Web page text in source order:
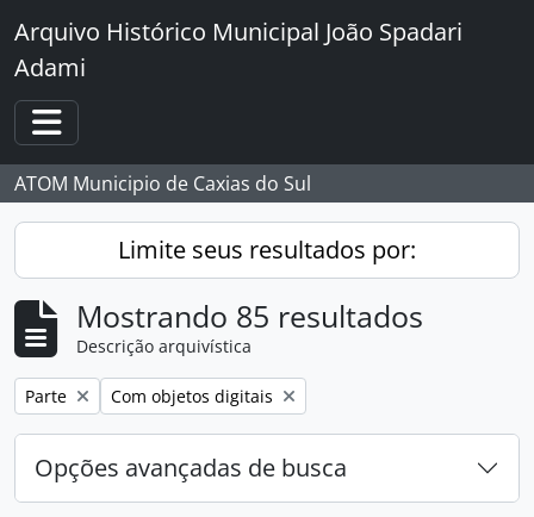
Skip to main content
Arquivo Histórico Municipal João Spadari
Adami
Toggle navigation
ATOM Municipio de Caxias do Sul
Limite seus resultados por:
Mostrando 85 resultados
Descrição arquivística
Remover filtro:
Parte Remover filtro:
Com objetos digitais
Opções avançadas de busca